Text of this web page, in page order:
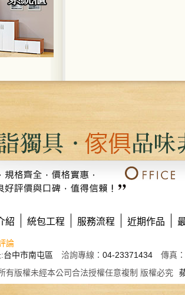
紹 統包工程 服務流程 近期作品
論
台中市南屯區 洽詢專線： 04-23371434 傳真
有版權未經本公司合法授權任意複制 版權必究